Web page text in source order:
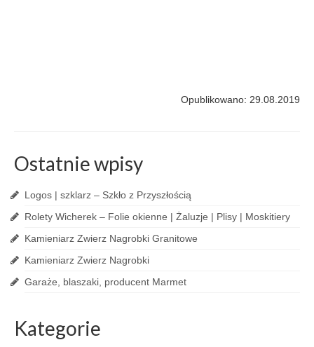
Opublikowano: 29.08.2019
Ostatnie wpisy
Logos | szklarz – Szkło z Przyszłością
Rolety Wicherek – Folie okienne | Żaluzje | Plisy | Moskitiery
Kamieniarz Zwierz Nagrobki Granitowe
Kamieniarz Zwierz Nagrobki
Garaże, blaszaki, producent Marmet
Kategorie